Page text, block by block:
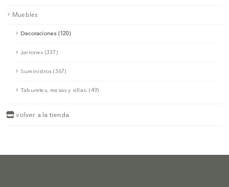
Muebles
Decoraciones (120)
Jarrones (337)
Suministros (367)
Taburetes, mesas y sillas. (49)
volver a la tienda